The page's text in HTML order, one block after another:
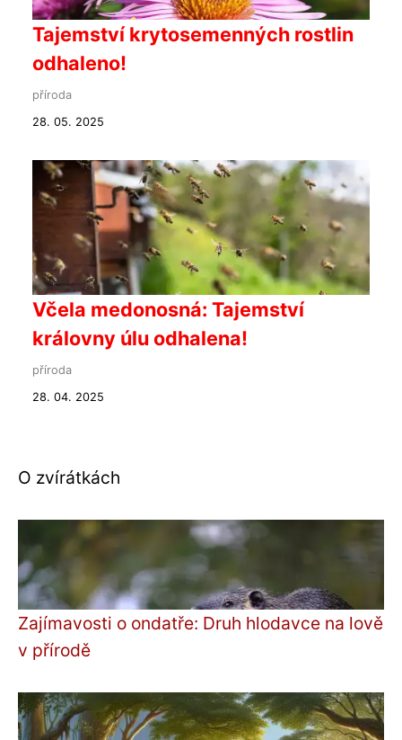
Tajemství krytosemenných rostlin
odhaleno!
příroda
28. 05. 2025
Včela medonosná: Tajemství
královny úlu odhalena!
příroda
28. 04. 2025
O zvírátkách
Zajímavosti o ondatře: Druh hlodavce na lově
v přírodě